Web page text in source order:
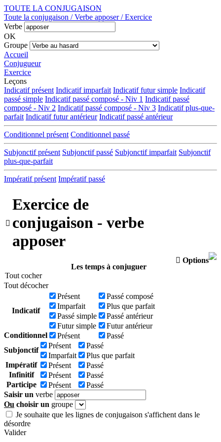
TOUTE LA CONJUGAISON
Toute la conjugaison / Verbe apposer / Exercice
Verbe
OK
Groupe
Accueil
Conjugueur
Exercice
Leçons
Indicatif présent Indicatif imparfait Indicatif futur simple Indicatif
passé simple Indicatif passé composé - Niv 1 Indicatif passé
composé - Niv 2 Indicatif passé composé - Niv 3 Indicatif plus-que-
parfait Indicatif futur antérieur Indicatif passé antérieur
Conditionnel présent Conditionnel passé
Subjonctif présent Subjonctif passé Subjonctif imparfait Subjonctif
plus-que-parfait
Impératif présent Impératif passé

Exercice de
conjugaison - verbe
apposer
 Options
Les temps à conjuguer
Tout cocher
Tout décocher
Indicatif
Présent
Passé composé
Imparfait
Plus que parfait
Passé simple
Passé antérieur
Futur simple
Futur antérieur
Conditionnel
Présent
Passé
Subjonctif
Présent
Passé
Imparfait
Plus que parfait
Impératif
Présent
Passé
Infinitif
Présent
Passé
Participe
Présent
Passé
Saisir un verbe
Ou choisir un groupe
Je souhaite que les lignes de conjugaison s'affichent dans le
désordre
Valider